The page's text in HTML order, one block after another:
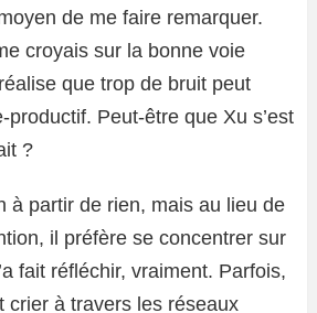
de me faire remarquer.
croyais sur la bonne voie
que trop de bruit peut
productif. Peut-être que Xu s’est
?
à partir de rien, mais au lieu de
il préfère se concentrer sur
fait réfléchir, vraiment. Parfois,
crier à travers les réseaux